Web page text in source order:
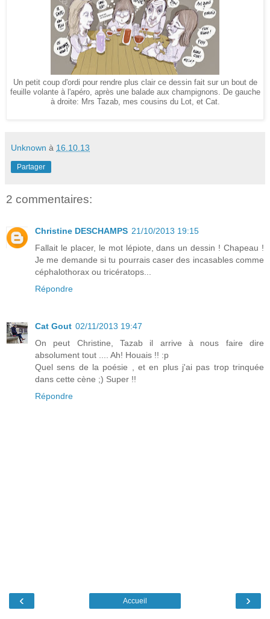
Un petit coup d'ordi pour rendre plus clair ce dessin fait sur un bout de
feuille volante à l'apéro, après une balade aux champignons. De gauche
à droite: Mrs Tazab, mes cousins du Lot, et Cat.
Unknown à 16.10.13
Partager
2 commentaires:
Christine DESCHAMPS 21/10/2013 19:15
Fallait le placer, le mot lépiote, dans un dessin ! Chapeau !
Je me demande si tu pourrais caser des incasables comme
céphalothorax ou tricératops...
Répondre
Cat Gout 02/11/2013 19:47
On peut Christine, Tazab il arrive à nous faire dire
absolument tout .... Ah! Houais !! :p
Quel sens de la poésie , et en plus j'ai pas trop trinquée
dans cette cène ;) Super !!
Répondre
‹ ›
Accueil